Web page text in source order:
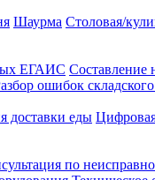
Шаурма Столовая/
ЕГАИС Составление
ошибок складского
доставки еды Цифровая
по